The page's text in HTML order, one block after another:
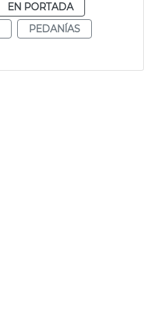
EN PORTADA
PEDANÍAS